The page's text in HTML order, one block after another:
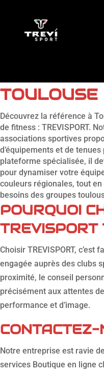
TOULOUSE
Découvrez la référence à
de fitness : TREVISPORT.
associations sportives
d’équipements et de
plateforme spécialisée, il
pour dynamiser votre
couleurs régionales, tout
besoins des groupes
POURQUOI
TREVISPORT
Choisir TREVISPORT,
engagée auprès des clubs
proximité, le conseil
précisément aux attentes
performance et d’image.
CONTACTEZ-
Notre entreprise est ravie
services Boutique en ligne